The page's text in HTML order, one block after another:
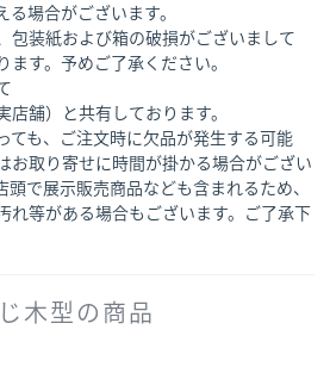
場合がございます。
包装紙および箱の破損がございまして
す。予めご了承ください。
舗）と共有しております。
ても、ご注文時に欠品が発生する可能
お取り寄せに時間が掛かる場合がござい
で展示販売商品なども含まれるため、
れ等がある場合もございます。ご了承下
木型の商品